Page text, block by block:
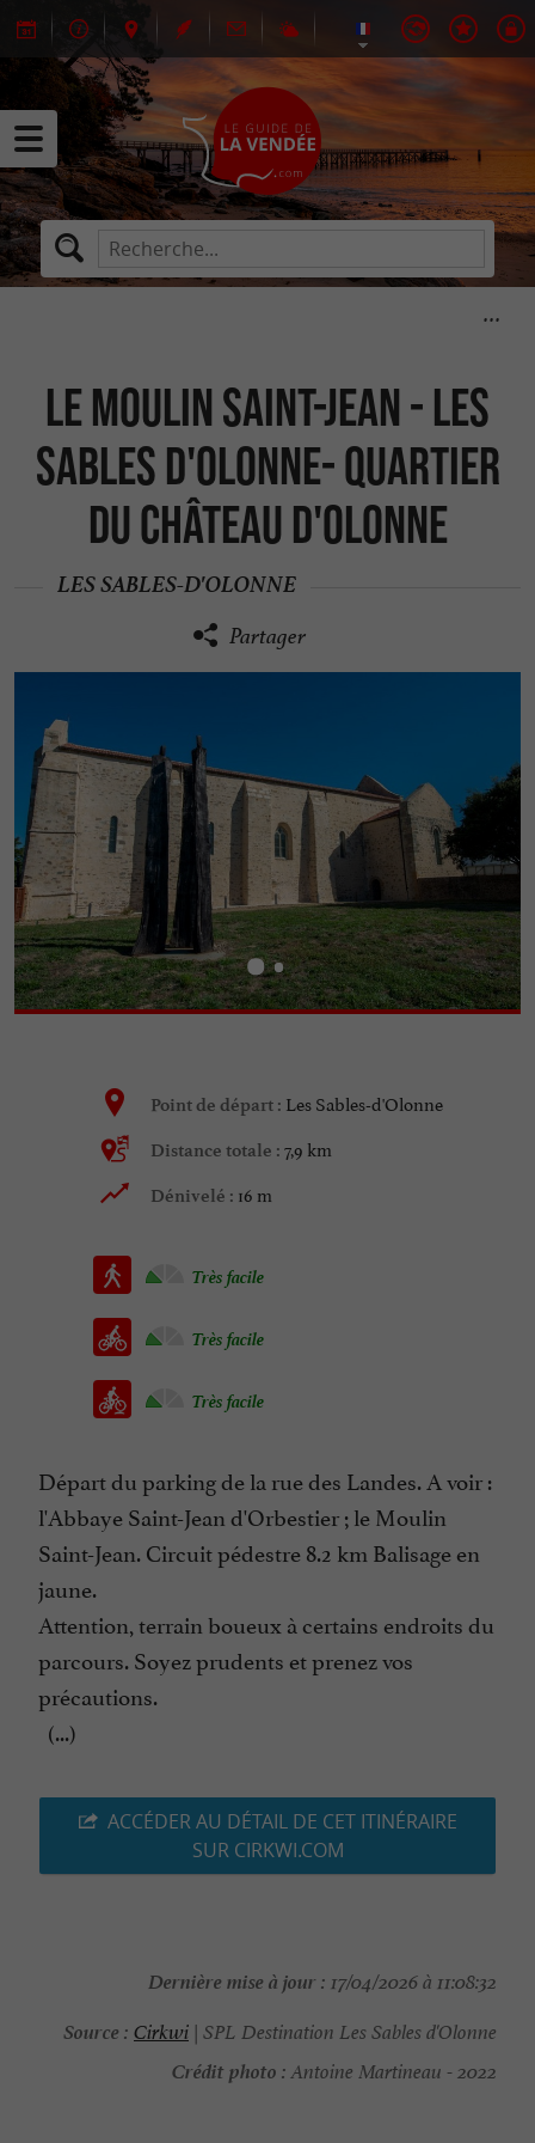
Le Moulin Saint-Jean - Les
Sables d'Olonne- Quartier
du Château d'Olonne
LES SABLES-D'OLONNE
Partager
Point de départ : Les Sables-d'Olonne
Distance totale : 7,9 km
Dénivelé : 16 m
Très facile
Très facile
Très facile
Départ du parking de la rue des Landes. A voir :
l'Abbaye Saint-Jean d'Orbestier ; le Moulin
Saint-Jean. Circuit pédestre 8.2 km Balisage en
jaune.
Attention, terrain boueux à certains endroits du
parcours. Soyez prudents et prenez vos
précautions.
(...)
ACCÉDER AU DÉTAIL DE CET ITINÉRAIRE
SUR CIRKWI.COM
Dernière mise à jour : 17/04/2026 à 11:08:32
Source : Cirkwi | SPL Destination Les Sables d'Olonne
Crédit photo :Antoine Martineau - 2022